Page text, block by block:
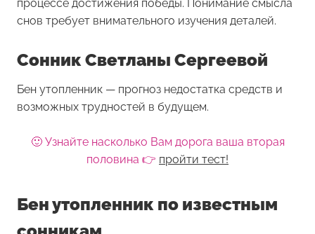
процессе достижения победы. Понимание смысла
снов требует внимательного изучения деталей.
Сонник Светланы Сергеевой
Бен утопленник — прогноз недостатка средств и
возможных трудностей в будущем.
🙂 Узнайте насколько Вам дорога ваша вторая
половина 👉 пройти тест!
Бен утопленник по известным